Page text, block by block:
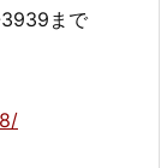
まで